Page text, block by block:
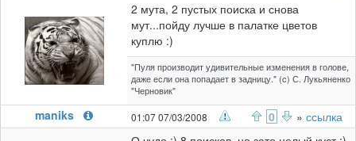
2 мута, 2 пустых поиска и снова
мут...пойду лучше в палатке цветов
куплю :)
"Пуля производит удивительные изменения в голове,
даже если она попадает в задницу." (c) С. Лукьяненко
"Черновик"
maniks 01:07 07/03/2008 0 » ссылка